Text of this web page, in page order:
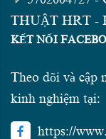
THUẬT HRT -
KẾT NỐI
Theo dõi và cập
kinh nghiệm tại:
https://